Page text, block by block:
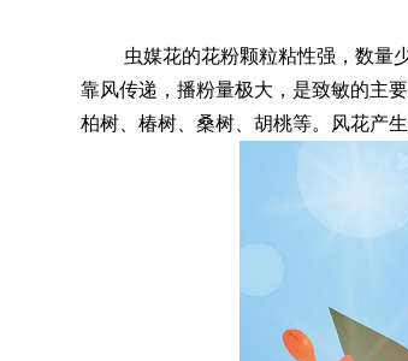
虫媒花的花粉颗粒粘性强，数量
靠风传递，播粉量极大，是致敏的主
柏树、椿树、桑树、胡桃等。风花产